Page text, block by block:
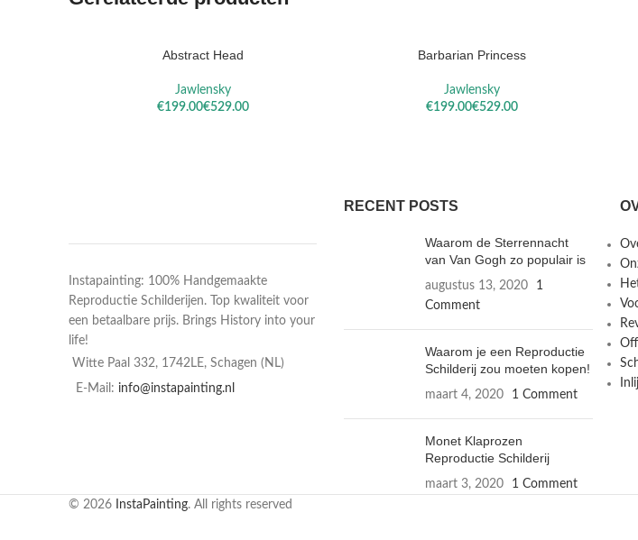
Abstract Head
Jawlensky
€
€
Barbarian Princess
Jawlensky
€
€
Instapainting: 100% Handgemaakte
Reproductie Schilderijen. Top kwaliteit voor
een betaalbare prijs. Brings History into your
life!
Witte Paal 332, 1742LE, Schagen (NL)
E-Mail: info@instapainting.nl
RECENT POSTS
Waarom de Sterrennacht
van Van Gogh zo populair is
augustus 13, 2020
1
Comment
Waarom je een Reproductie
Schilderij zou moeten kopen!
maart 4, 2020 1 Comment
Monet Klaprozen
Reproductie Schilderij
maart 3, 2020 1 Comment
© 2026 InstaPainting. All rights reserved